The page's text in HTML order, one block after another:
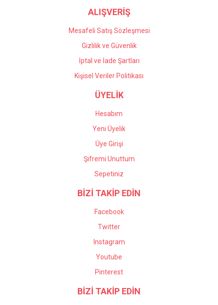
ALIŞVERİŞ
Mesafeli Satış Sözleşmesi
Gizlilik ve Güvenlik
İptal ve İade Şartları
Kişisel Veriler Politikası
ÜYELİK
Hesabım
Yeni Üyelik
Üye Girişi
Şifremi Unuttum
Sepetiniz
BİZİ TAKİP EDİN
Facebook
Twitter
Instagram
Youtube
Pinterest
BİZİ TAKİP EDİN